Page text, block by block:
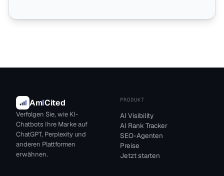
AmICited
Verfolgen Sie, wie KI-
Chatbots Ihre Marke auf
ChatGPT, Perplexity und
anderen Plattformen
erwähnen.
PRODUKT
AI Visibility
AI Rank Tracker
SEO-Agenten
Preise
Jetzt starten